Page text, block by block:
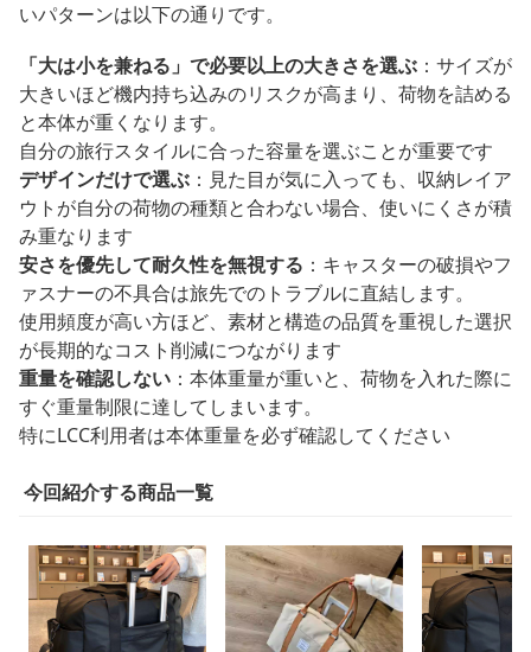
いパターンは以下の通りです。
「大は小を兼ねる」で必要以上の大きさを選ぶ ：サイズが
大きいほど機内持ち込みのリスクが高まり、荷物を詰める
と本体が重くなります。
自分の旅行スタイルに合った容量を選ぶことが重要です
デザインだけで選ぶ ：見た目が気に入っても、収納レイア
ウトが自分の荷物の種類と合わない場合、使いにくさが積
み重なります
安さを優先して耐久性を無視する ：キャスターの破損やフ
ァスナーの不具合は旅先でのトラブルに直結します。
使用頻度が高い方ほど、素材と構造の品質を重視した選択
が長期的なコスト削減につながります
重量を確認しない ：本体重量が重いと、荷物を入れた際に
すぐ重量制限に達してしまいます。
特にLCC利用者は本体重量を必ず確認してください
今回紹介する商品一覧